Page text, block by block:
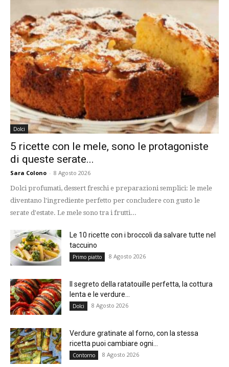
Dolci
5 ricette con le mele, sono le protagoniste
di queste serate...
Sara Colono - 8 Agosto 2026
Dolci profumati, dessert freschi e preparazioni semplici: le mele
diventano l'ingrediente perfetto per concludere con gusto le
serate d'estate. Le mele sono tra i frutti...
Le 10 ricette con i broccoli da salvare tutte nel
taccuino
Primo piatto 8 Agosto 2026
Il segreto della ratatouille perfetta, la cottura
lenta e le verdure...
Dolci 8 Agosto 2026
Verdure gratinate al forno, con la stessa
ricetta puoi cambiare ogni...
Contorno 8 Agosto 2026